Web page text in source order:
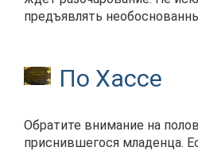
предъявлять
По Хассе
Обратите внимание на
приснившегося младенца.